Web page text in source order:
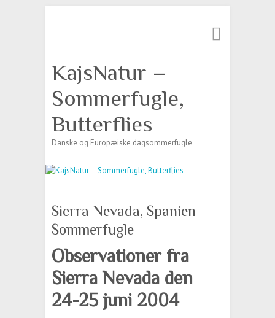
KajsNatur –
Sommerfugle,
Butterflies
Danske og Europæiske dagsommerfugle
Sierra Nevada, Spanien –
Sommerfugle
Observationer fra
Sierra Nevada den
24-25 juni 2004